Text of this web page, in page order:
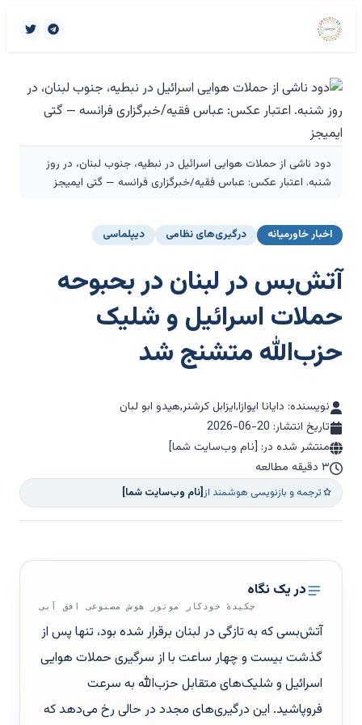
دود ناشی از حملات هوایی اسرائیل در نبطیه، جنوب لبنان، در روز
شنبه. اعتبار عکس: عباس فقیه/خبرگزاری فرانسه — گتی ایمیجز
اخبار خاورمیانه درگیری‌های نظامی دیپلماسی
آتش‌بس در لبنان در بحبوحه
حملات اسرائیل و شلیک
حزب‌الله متشنج شد
نویسنده: دایانا ایوازا,ایزابل کرشنر,هیدو ابو لبان
تاریخ انتشار: 2026-06-20
منتشر شده در: [نام وب‌سایت شما]
۳ دقیقه مطالعه
ترجمه و بازنویسی هوشمند از[نام وب‌سایت شما]
در یک نگاه
چکیدهٔ خودکار موتور هوش مصنوعی افق آبی
آتش‌بسی که به تازگی در لبنان برقرار شده بود، تنها پس از
گذشت بیست و چهار ساعت با از سرگیری حملات هوایی
اسرائیل و شلیک‌های متقابل حزب‌الله به سرعت
فروپاشید. این درگیری‌های مجدد در حالی رخ می‌دهد که